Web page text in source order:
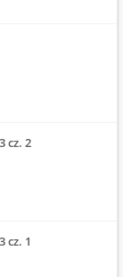
cz. 2
cz. 1